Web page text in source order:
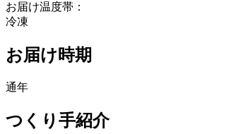
お届け温度帯：
冷凍
お届け時期
通年
つくり手紹介